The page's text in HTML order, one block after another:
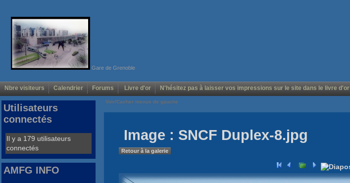
Gare de Grenoble
Nbre visiteurs Calendrier Forums Livre d'or N'hésitez pas à laisser vos impressions sur le site dans le livre d'or
Voir/Cacher menus de gauche
Image : SNCF Duplex-8.jpg
Retour à la galerie
Utilisateurs
connectés
Il y a 179 utilisateurs
connectés
AMFG INFO